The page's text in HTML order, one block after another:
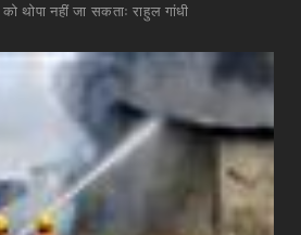
को थोपा नहीं जा सकताः राहुल गांधी